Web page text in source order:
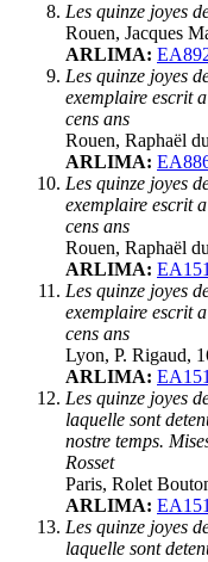
Les quinze joyes
Rouen, Jacques
ARLIMA:
Les quinze joyes
exemplaire escrit
cens ans
Rouen, Raphaël
ARLIMA:
Les quinze joyes
exemplaire escrit
cens ans
Rouen, Raphaël
ARLIMA:
Les quinze joyes
exemplaire escrit
cens ans
Lyon, P. Rigaud,
ARLIMA:
Les quinze joyes
laquelle sont
nostre temps.
Rosset
Paris, Rolet
ARLIMA:
Les quinze joyes
laquelle sont